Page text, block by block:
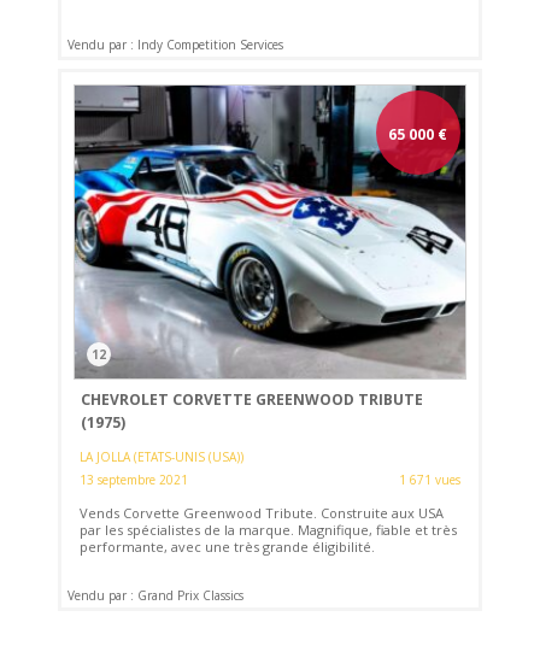
Vendu par : Indy Competition Services
65 000 €
12
CHEVROLET CORVETTE GREENWOOD TRIBUTE
(1975)
LA JOLLA (ETATS-UNIS (USA))
13 septembre 2021
1 671 vues
Vends Corvette Greenwood Tribute. Construite aux USA
par les spécialistes de la marque. Magnifique, fiable et très
performante, avec une très grande éligibilité.
Vendu par : Grand Prix Classics